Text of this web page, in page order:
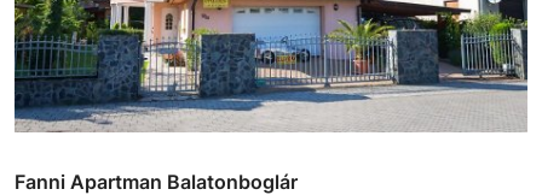
Fanni Apartman Balatonboglár